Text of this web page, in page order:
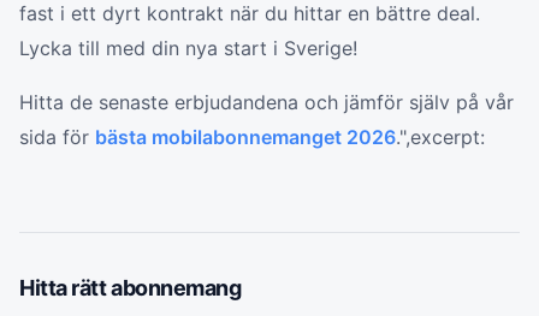
fast i ett dyrt kontrakt när du hittar en bättre deal.
Lycka till med din nya start i Sverige!
Hitta de senaste erbjudandena och jämför själv på vår
sida för bästa mobilabonnemanget 2026.",excerpt:
Hitta rättabonnemang